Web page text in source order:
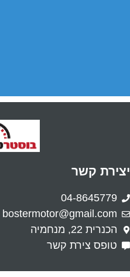
יצירת קשר
04-8645779
bostermotor@gmail.com
הכנרית 22, מנחמיה
טופס צירת קשר